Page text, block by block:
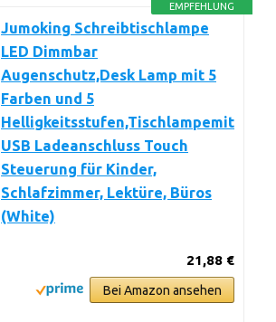
EMPFEHLUNG
Jumoking Schreibtischlampe
LED Dimmbar
Augenschutz,Desk Lamp mit 5
Farben und 5
Helligkeitsstufen,Tischlampemit
USB Ladeanschluss Touch
Steuerung für Kinder,
Schlafzimmer, Lektüre, Büros
(White)
21,88 €
Bei Amazon ansehen